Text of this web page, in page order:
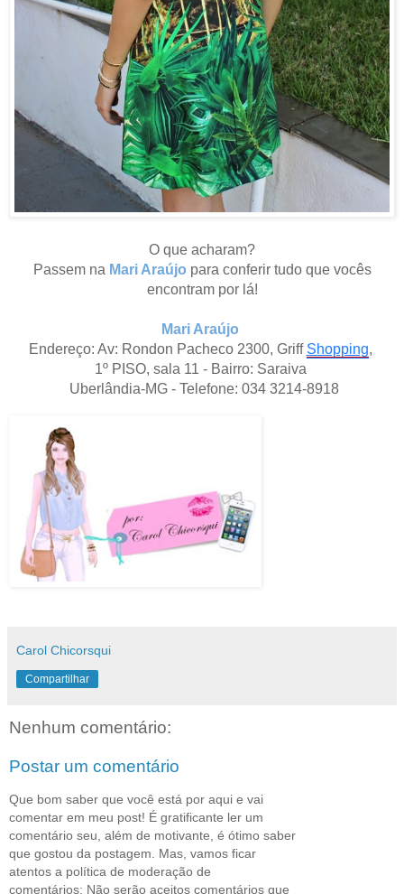
O que acharam?
Passem na Mari Araújo para conferir tudo que vocês
encontram por lá!
Mari Araújo
Endereço: Av: Rondon Pacheco 2300, Griff Shopping,
1º PISO, sala 11 - Bairro: Saraiva
Uberlândia-MG - Telefone: 034 3214-8918
Carol Chicorsqui
Compartilhar
Nenhum comentário:
Postar um comentário
Que bom saber que você está por aqui e vai
comentar em meu post! É gratificante ler um
comentário seu, além de motivante, é ótimo saber
que gostou da postagem. Mas, vamos ficar
atentos a política de moderação de
comentários: Não serão aceitos comentários que